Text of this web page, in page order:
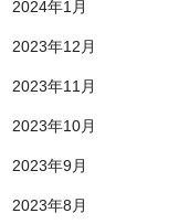
2024年1月
2023年12月
2023年11月
2023年10月
2023年9月
2023年8月